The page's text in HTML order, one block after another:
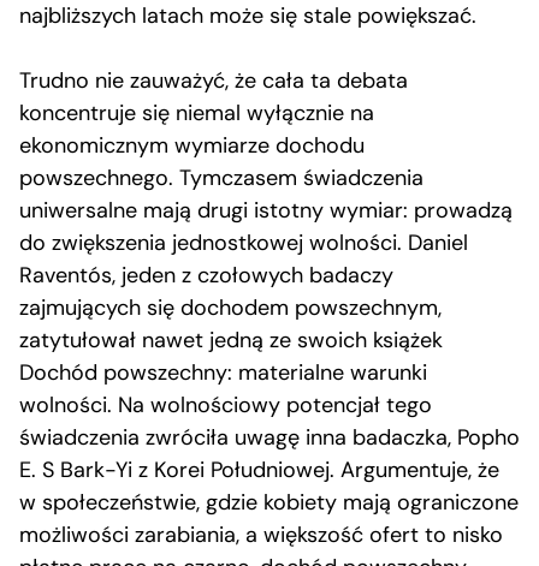
najbliższych latach może się stale powiększać.
Trudno nie zauważyć, że cała ta debata
koncentruje się niemal wyłącznie na
ekonomicznym wymiarze dochodu
powszechnego. Tymczasem świadczenia
uniwersalne mają drugi istotny wymiar: prowadzą
do zwiększenia jednostkowej wolności. Daniel
Raventós, jeden z czołowych badaczy
zajmujących się dochodem powszechnym,
zatytułował nawet jedną ze swoich książek
Dochód powszechny: materialne warunki
wolności. Na wolnościowy potencjał tego
świadczenia zwróciła uwagę inna badaczka, Popho
E. S Bark-Yi z Korei Południowej. Argumentuje, że
w społeczeństwie, gdzie kobiety mają ograniczone
możliwości zarabiania, a większość ofert to nisko